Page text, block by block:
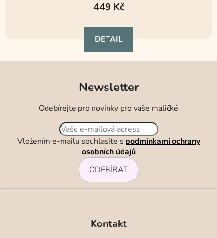
449 Kč
DETAIL
Newsletter
Odebírejte pro novinky pro vaše maličké
Vložením e-mailu souhlasíte s podmínkami ochrany
osobních údajů
ODEBÍRAT
Kontakt